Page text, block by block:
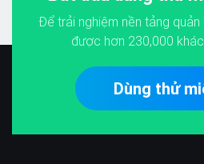
Để trải nghiệm nền tảng
được hơn 230,000
Dùng thử